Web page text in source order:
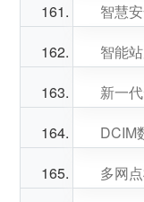
智慧
智能
新一
DCIM
多网